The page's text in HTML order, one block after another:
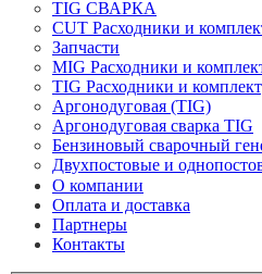
TIG СВАРКА
CUT Расходники и
Запчасти
MIG Расходники и
TIG Расходники и
Аргонодуговая (TIG)
Аргонодуговая сварка TIG
Бензиновый сварочный
Двухпостовые и
О компании
Оплата и доставка
Партнеры
Контакты